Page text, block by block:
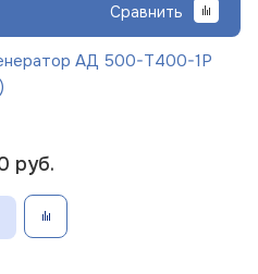
Сравнить
АД 500-Т400-1Р
руб.